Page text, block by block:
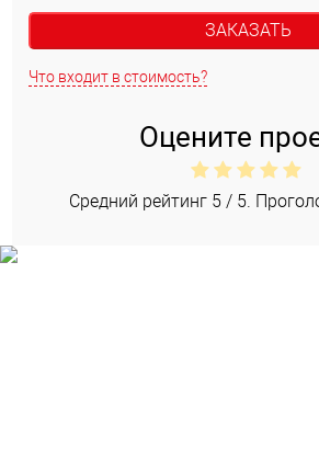
ЗАКАЗАТЬ
Что входит в стоимость?
Оцените
Средний рейтинг 5/ 5.